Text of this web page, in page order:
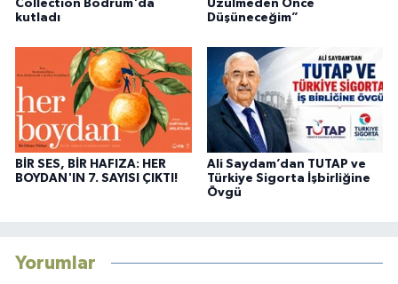
Collection Bodrum'da
kutladı
Üzülmeden Önce
Düşüneceğim”
BİR SES, BİR HAFIZA: HER
BOYDAN'IN 7. SAYISI ÇIKTI!
Ali Saydam’dan TUTAP ve
Türkiye Sigorta İşbirliğine
Övgü
Yorumlar